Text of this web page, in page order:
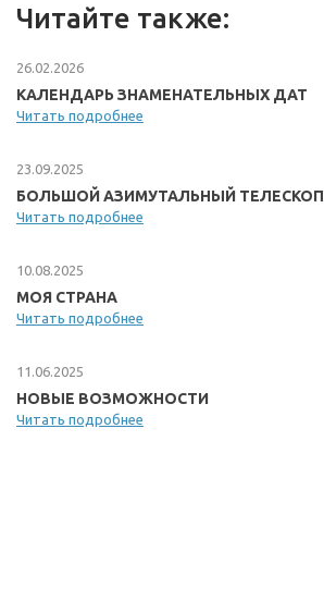
Читайте также:
26.02.2026
КАЛЕНДАРЬ ЗНАМЕНАТЕЛЬНЫХ ДАТ
Читать подробнее
23.09.2025
БОЛЬШОЙ АЗИМУТАЛЬНЫЙ ТЕЛЕСКОП
Читать подробнее
10.08.2025
МОЯ СТРАНА
Читать подробнее
11.06.2025
НОВЫЕ ВОЗМОЖНОСТИ
Читать подробнее